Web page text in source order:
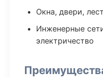
Окна, двери,
Инженерные
электричество